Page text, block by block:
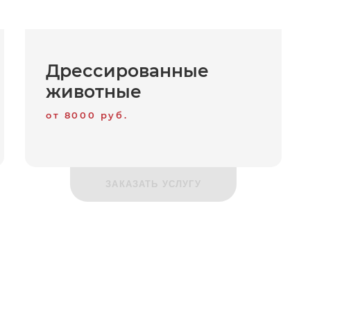
Дрессированные
животные
от 8000 руб.
ЗАКАЗАТЬ УСЛУГУ